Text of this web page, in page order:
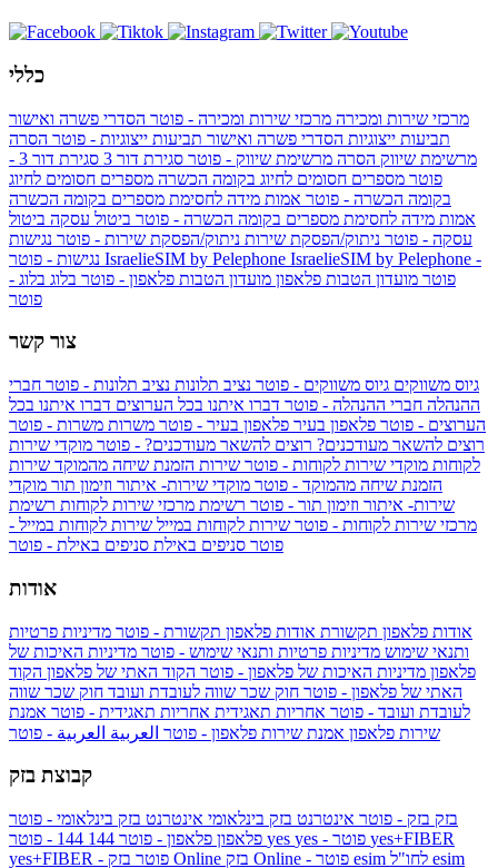
כללי
מרכזי שירות ומכירה מרכזי שירות ומכירה - פוטר הסדרי פשרה ואישור
תביעות ייצוגיות הסדרי פשרה ואישור תביעות ייצוגיות - פוטר הסרה
מרשימת שיווק הסרה מרשימת שיווק - פוטר סגירת דור 3
סגירת דור 3 -
פוטר מספרים חסומים לחיוג בקומה הכשרה מספרים חסומים לחיוג
בקומה הכשרה - פוטר אמות מידה לחסימת מספרים בקומה הכשרה
אמות מידה לחסימת מספרים בקומה הכשרה - פוטר ביטול עסקה ביטול
עסקה - פוטר ניתוק/הפסקת שירות ניתוק/הפסקת שירות - פוטר נגישות
IsraelieSIM by Pelephone IsraelieSIM by Pelephone -
פוטר מועדון הטבות פלאפון מועדון הטבות פלאפון - פוטר בלוג בלוג -
פוטר
צור קשר
גיוס משווקים גיוס משווקים - פוטר נציב תלונות נציב תלונות - פוטר חברי
ההנהלה חברי ההנהלה - פוטר דברו איתנו בכל הערוצים דברו איתנו בכל
הערוצים - פוטר פלאפון בעיר פלאפון בעיר - פוטר משרות משרות - פוטר
רוצים להשאר מעודכנים? רוצים להשאר מעודכנים? - פוטר מוקדי שירות
לקוחות מוקדי שירות לקוחות - פוטר שירות הזמנת שיחה מהמוקד שירות
הזמנת שיחה מהמוקד - פוטר מוקדי שירות- איתור וזימון תור מוקדי
שירות- איתור וזימון תור - פוטר רשימת מרכזי שירות לקוחות רשימת
מרכזי שירות לקוחות - פוטר שירות לקוחות במייל שירות לקוחות במייל -
פוטר סניפים באילת סניפים באילת - פוטר
אודות
אודות פלאפון תקשורת אודות פלאפון תקשורת - פוטר מדיניות פרטיות
ותנאי שימוש מדיניות פרטיות ותנאי שימוש - פוטר מדיניות האיכות של
פלאפון מדיניות האיכות של פלאפון - פוטר הקוד האתי של פלאפון הקוד
האתי של פלאפון - פוטר חוק שכר שווה לעובדת ועובד חוק שכר שווה
לעובדת ועובד - פוטר אחריות תאגידית אחריות תאגידית - פוטר אמנת
שירות פלאפון אמנת שירות פלאפון - פוטר العربية العربية - פוטר
קבוצת בזק
בזק בזק - פוטר אינטרנט בזק בינלאומי אינטרנט בזק בינלאומי - פוטר
פלאפון פלאפון - פוטר 144 yes
yes+FIBER
yes+FIBER - פוטר בזק Online esim